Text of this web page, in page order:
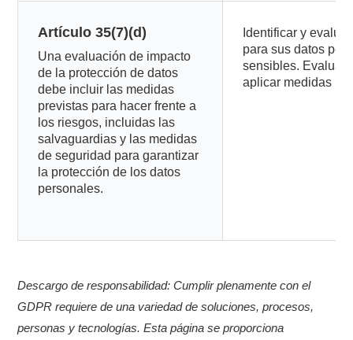
Artículo 35(7)(d)
Una evaluación de impacto
de la protección de datos
debe incluir las medidas
previstas para hacer frente a
los riesgos, incluidas las
salvaguardias y las medidas
de seguridad para garantizar
la protección de los datos
personales.
Identificar y
para sus datos
sensibles. Evaluar
aplicar medidas
Descargo de responsabilidad: Cumplir plenamente con el
GDPR requiere de una variedad de soluciones, procesos,
personas y tecnologías. Esta página se proporciona